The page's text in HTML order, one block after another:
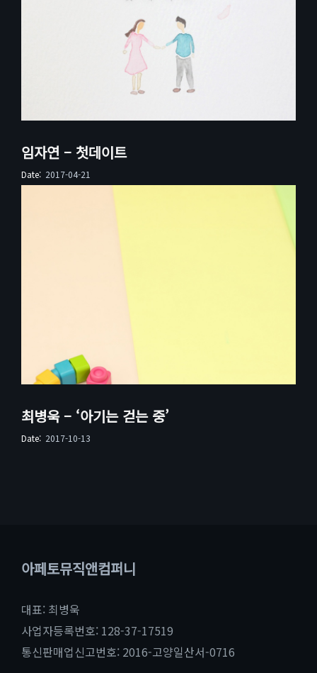
임자연 – 첫데이트
Date: 2017-04-21
최병욱 – ‘아기는 걷는 중’
Date: 2017-10-13
아페토뮤직앤컴퍼니
대표: 최병욱
사업자등록번호: 128-37-17519
통신판매업신고번호: 2016-고양일산서-0716